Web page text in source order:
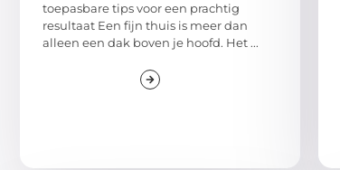
toepasbare tips voor een prachtig
resultaat Een fijn thuis is meer dan
alleen een dak boven je hoofd. Het ...